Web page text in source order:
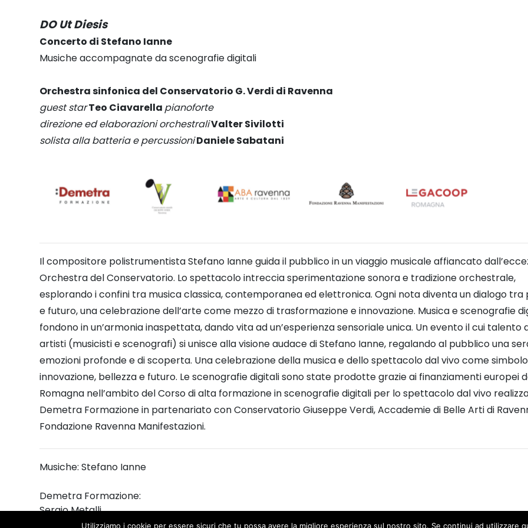
DO Ut Diesis
Concerto di Stefano Ianne
Musiche accompagnate da scenografie digitali
Orchestra sinfonica del Conservatorio G. Verdi di Ravenna
guest starTeo Ciavarella pianoforte
direzione ed elaborazioni orchestraliValter Sivilotti
solista alla batteria e percussioniDaniele Sabatani
Il compositore polistrumentista Stefano Ianne guida il pubblico in un viaggio musicale affiancato
Orchestra del Conservatorio. Lo spettacolo intreccia sperimentazione sonora e tradizione orchestrale,
esplorando i confini tra musica classica, contemporanea ed elettronica. Ogni nota diventa un dialogo tra
e futuro, una celebrazione dell’arte come mezzo di trasformazione e innovazione. Musica e scenografie
fondono in un’armonia inaspettata, dando vita ad un’esperienza sensoriale unica. Un evento il cui talento
artisti (musicisti e scenografi) si unisce alla visione audace di Stefano Ianne, regalando al pubblico una
emozioni profonde e di scoperta. Una celebrazione della musica e dello spettacolo dal vivo come
innovazione, bellezza e futuro. Le scenografie digitali sono state prodotte grazie ai finanziamenti europei
Romagna nell’ambito del Corso di alta formazione in scenografie digitali per lo spettacolo dal vivo
Demetra Formazione in partenariato con Conservatorio Giuseppe Verdi, Accademie di Belle Arti di
Fondazione Ravenna Manifestazioni.
Musiche: Stefano Ianne
Demetra Formazione:
Sergio Metalli
Alessandro Tedde
Utilizziamo i cookie per essere sicuri che tu possa avere la migliore esperienza sul nostro sito. Se continui ad utilizzare